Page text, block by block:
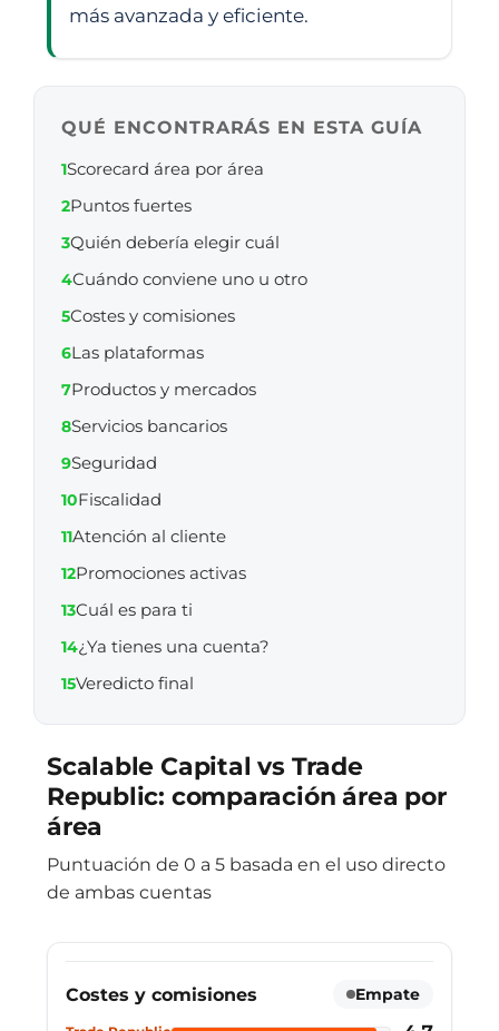
más avanzada y eficiente.
QUÉ ENCONTRARÁS EN ESTA GUÍA
1Scorecard área por área
2Puntos fuertes
3Quién debería elegir cuál
4Cuándo conviene uno u otro
5Costes y comisiones
6Las plataformas
7Productos y mercados
8Servicios bancarios
9Seguridad
10Fiscalidad
11Atención al cliente
12Promociones activas
13Cuál es para ti
14¿Ya tienes una cuenta?
15Veredicto final
Scalable Capital vs Trade
Republic: comparación área por
área
Puntuación de 0 a 5 basada en el uso directo
de ambas cuentas
Costes y comisiones Empate